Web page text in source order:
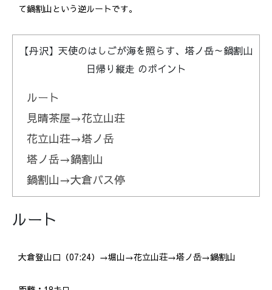
て鍋割山という逆ルートです。
【丹沢】天使のはしごが海を照らす、塔ノ岳～鍋割山
日帰り縦走 のポイント
ルート
見晴茶屋→花立山荘
花立山荘→塔ノ岳
塔ノ岳→鍋割山
鍋割山→大倉バス停
ルート
大倉登山口（07:24）→堀山→花立山荘→塔ノ岳→鍋割山